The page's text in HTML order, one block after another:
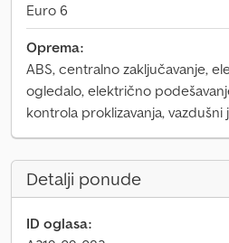
Euro 6
Oprema:
ABS, centralno zaključavanje,
ogledalo, električno
kontrola proklizavanja, vazdušni
Detalji ponude
ID oglasa: